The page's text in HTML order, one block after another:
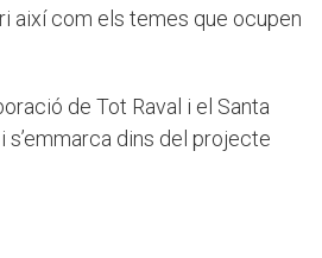
així com els temes que ocupen
de Tot Raval i el Santa
s’emmarca dins del projecte